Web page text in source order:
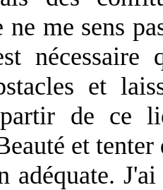
me sens
nécessaire
et
de ce
et
adéquate.